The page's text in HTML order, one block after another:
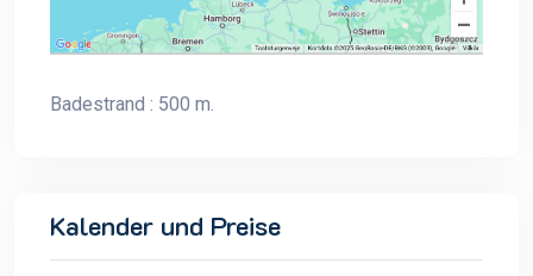
Badestrand : 500 m.
Kalender und Preise